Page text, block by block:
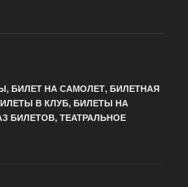
, БИЛЕТ НА САМОЛЕТ, БИЛЕТНАЯ
В КЛУБ, БИЛЕТЫ НА
БИЛЕТОВ, ТЕАТРАЛЬНОЕ